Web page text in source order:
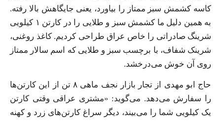
کاسه کشمش سبز ممتاز را بیاورد، یعنی جایگاهش بالا رفته.
به همین دلیل ما کشمش سبز و طلایی را در کارتن ۱ کیلویی
شرینگ صادراتی را خاص عراق طراحی کردیم. کاغذ روغنی،
شرینک شفاف، با برچسب سبز و طلایی که اسم سالار ممتاز
روی آن خوش می‌درخشد.
حاج ابو مهدی از تجار بازار نجف ماهی ۸ تن از این کارتن‌ها
را سفارش می‌دهد. می‌گوید: «مشتری عراقی وقتی کارتن
یک کیلویی شما را می‌بیند، دیگر سراغ کارتن‌های زرد و کهنه